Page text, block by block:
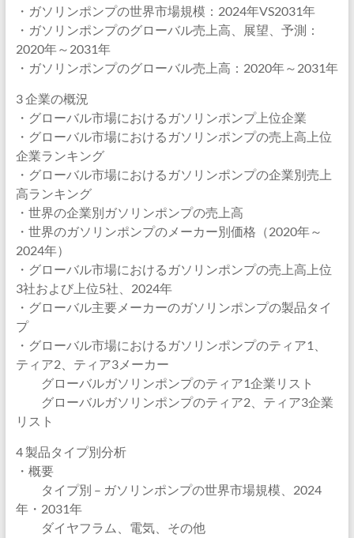
・ガソリンポンプの世界市場規模：2024年VS2031年
・ガソリンポンプのグローバル売上高、展望、予測：
2020年～2031年
・ガソリンポンプのグローバル売上高：2020年～2031年
3 企業の概況
・グローバル市場におけるガソリンポンプ上位企業
・グローバル市場におけるガソリンポンプの売上高上位
企業ランキング
・グローバル市場におけるガソリンポンプの企業別売上
高ランキング
・世界の企業別ガソリンポンプの売上高
・世界のガソリンポンプのメーカー別価格（2020年～
2024年）
・グローバル市場におけるガソリンポンプの売上高上位
3社および上位5社、2024年
・グローバル主要メーカーのガソリンポンプの製品タイ
プ
・グローバル市場におけるガソリンポンプのティア1、
ティア2、ティア3メーカー
グローバルガソリンポンプのティア1企業リスト
グローバルガソリンポンプのティア2、ティア3企業
リスト
4 製品タイプ別分析
・概要
タイプ別 – ガソリンポンプの世界市場規模、2024
年・2031年
ダイヤフラム、電気、その他